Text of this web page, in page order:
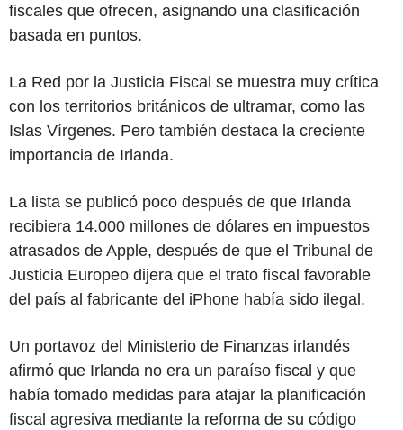
fiscales que ofrecen, asignando una clasificación
basada en puntos.
La Red por la Justicia Fiscal se muestra muy crítica
con los territorios británicos de ultramar, como las
Islas Vírgenes. Pero también destaca la creciente
importancia de Irlanda.
La lista se publicó poco después de que Irlanda
recibiera 14.000 millones de dólares en impuestos
atrasados de Apple, después de que el Tribunal de
Justicia Europeo dijera que el trato fiscal favorable
del país al fabricante del iPhone había sido ilegal.
Un portavoz del Ministerio de Finanzas irlandés
afirmó que Irlanda no era un paraíso fiscal y que
había tomado medidas para atajar la planificación
fiscal agresiva mediante la reforma de su código